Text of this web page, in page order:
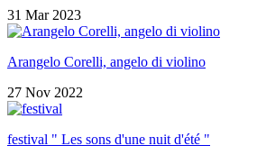
31 Mar 2023
Arangelo Corelli, angelo di violino
27 Nov 2022
festival " Les sons d'une nuit d'été "